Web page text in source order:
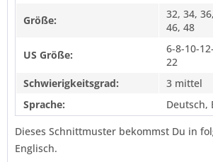
Größe:
32, 34,
46, 48
US Größe:
6-8-10-
22
Schwierigkeitsgrad:
3 mittel
Sprache:
Deutsch,
Dieses Schnittmuster bekommst Du in
Englisch.